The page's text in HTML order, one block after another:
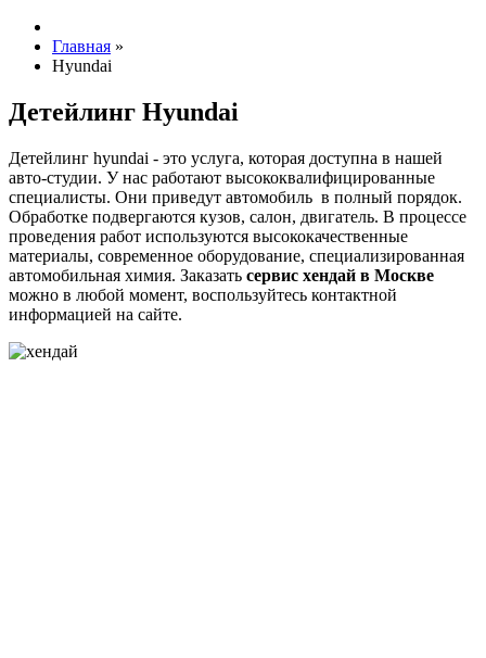
Главная »
Hyundai
Детейлинг Hyundai
Детейлинг hyundai - это услуга, которая доступна в нашей
авто-студии. У нас работают высококвалифицированные
специалисты. Они приведут автомобиль в полный порядок.
Обработке подвергаются кузов, салон, двигатель. В процессе
проведения работ используются высококачественные
материалы, современное оборудование, специализированная
автомобильная химия. Заказать сервис хендай в Москве
можно в любой момент, воспользуйтесь контактной
информацией на сайте.